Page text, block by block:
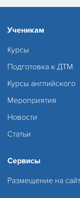
Ученикам
Курсы
Подготовка к ДТМ
Курсы английского
Мероприятия
Новости
Статьи
Сервисы
Размещение на